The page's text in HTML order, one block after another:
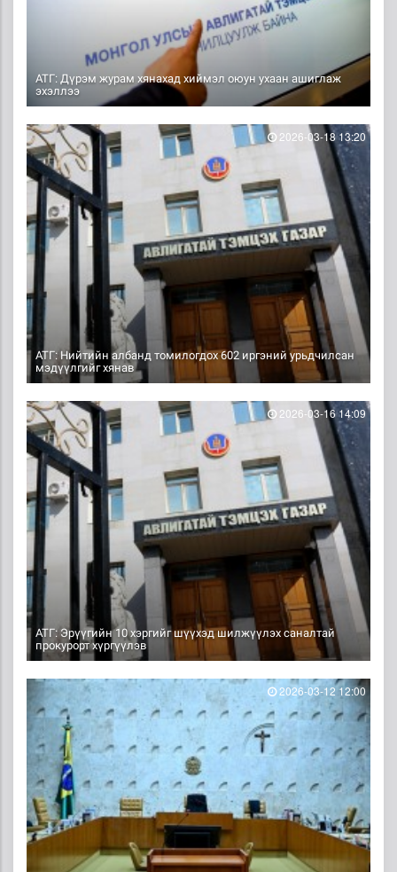
АТГ: Дүрэм журам хянахад хиймэл оюун ухаан ашиглаж
эхэллээ
АТГ: Нийтийн албанд томилогдох 602 иргэний урьдчилсан
мэдүүлгийг хянав
2026-03-18 13:20
АТГ: Эрүүгийн 10 хэргийг шүүхэд шилжүүлэх саналтай
прокурорт хүргүүлэв
2026-03-16 14:09
2026-03-12 12:00